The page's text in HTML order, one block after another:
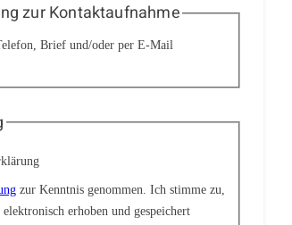
zur Kontaktaufnahme
Brief und/oder per E-Mail
zur Kenntnis genommen. Ich stimme zu,
erhoben und gespeichert